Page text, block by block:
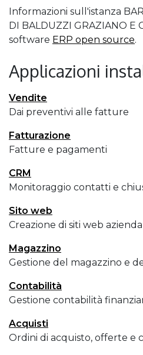
Informazioni sull'istanza
DI BALDUZZI GRAZIANO E
software ERP open source.
Applicazioni
Vendite
Dai preventivi alle fatture
Fatturazione
Fatture e pagamenti
CRM
Monitoraggio contatti e
Sito web
Creazione di siti web
Magazzino
Gestione del magazzino e
Contabilità
Gestione contabilità
Acquisti
Ordini di acquisto, offerte e